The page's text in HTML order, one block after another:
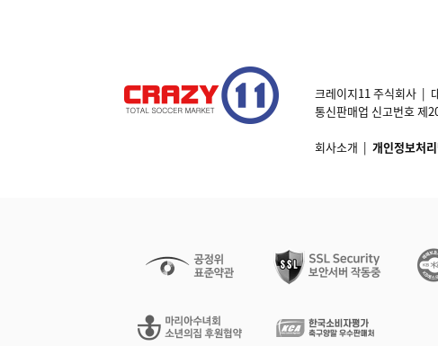
크레이지11 주식회사 |
통신판매업 신고번호
회사소개 | 개인정보처